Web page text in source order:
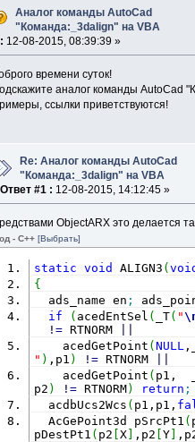
Аналог команды AutoCad
"Команда:_3dalign" на VBA
: 12-08-2015, 08:39:39 »
времени суток!
аналог команды AutoCad
ссылки приветствуются!
Re: Аналог команды AutoCad
"Команда:_3dalign" на VBA
Ответ #1 : 12-08-2015, 14:12:45 »
ObjectARX это делается
- C++ [Выбрать]
static void ALIGN3 (
{
ads_name en ;
if
( acedEntSel ( _T( "
!= RTNORM
acedGetPoint (NULL
" ) ,p1 ) != RTNORM
acedGetPoint ( p1,
p2 ) != RTNORM) return ;
acdbUcs2Wcs ( p1,p1,
AcGePoint3d pSrcPt1 (
pDestPt1 ( p2 [X ,p2 [Y